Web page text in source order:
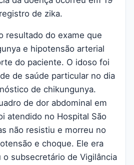
de zika.
resultado do exame que
e hipotensão arterial
do paciente. O idoso foi
de saúde particular no dia
de chikungunya.
de dor abdominal em
atendido no Hospital São
não resistiu e morreu no
e choque. Ele era
o subsecretário de Vigilância